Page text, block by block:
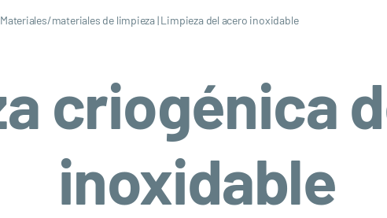
Materiales/materiales de limpieza|Limpieza del acero inoxidable
criogénica
inoxidable